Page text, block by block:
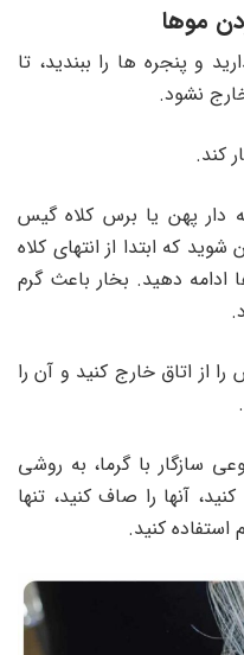
موها
و پنجره ها را ببندید، تا
نشود.
دار پهن یا برس کلاه گیس
که ابتدا از انتهای کلاه
دهید. بخار باعث گرم
از اتاق خارج کنید و آن را
سازگار با گرما، به روشی
آنها را صاف کنید، تنها
کنید.